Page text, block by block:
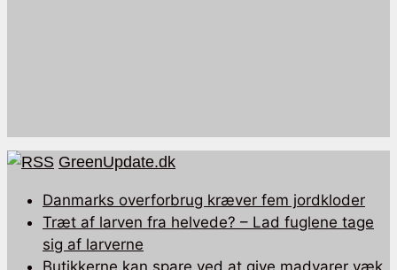
GreenUpdate.dk
Danmarks overforbrug kræver fem jordkloder
Træt af larven fra helvede? – Lad fuglene tage
sig af larverne
Butikkerne kan spare ved at give madvarer væk